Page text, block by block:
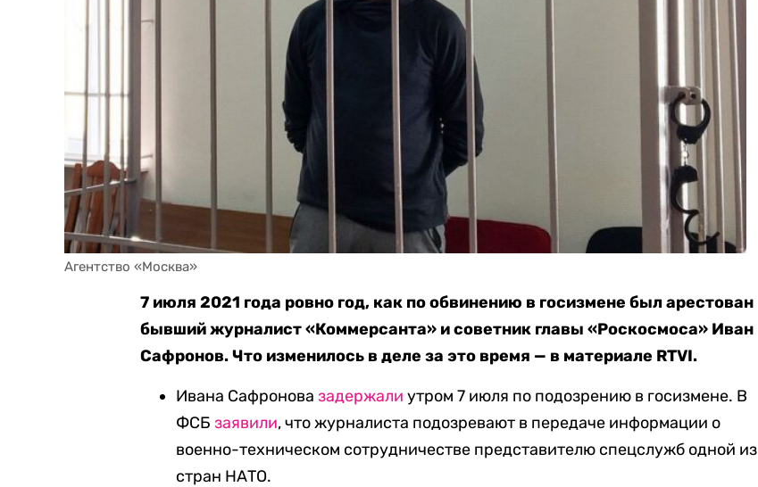
Агентство «Москва»
7 июля 2021 года ровно год, как по обвинению в госизмене был арестован
бывший журналист «Коммерсанта» и советник главы «Роскосмоса» Иван
Сафронов. Что изменилось в деле за это время — в материале RTVI.
Ивана Сафроновазадержали утром 7 июля по подозрению в госизмене. В
ФСБзаявили, что журналиста подозревают в передаче информации о
военно-техническом сотрудничестве представителю спецслужб одной из
стран НАТО.